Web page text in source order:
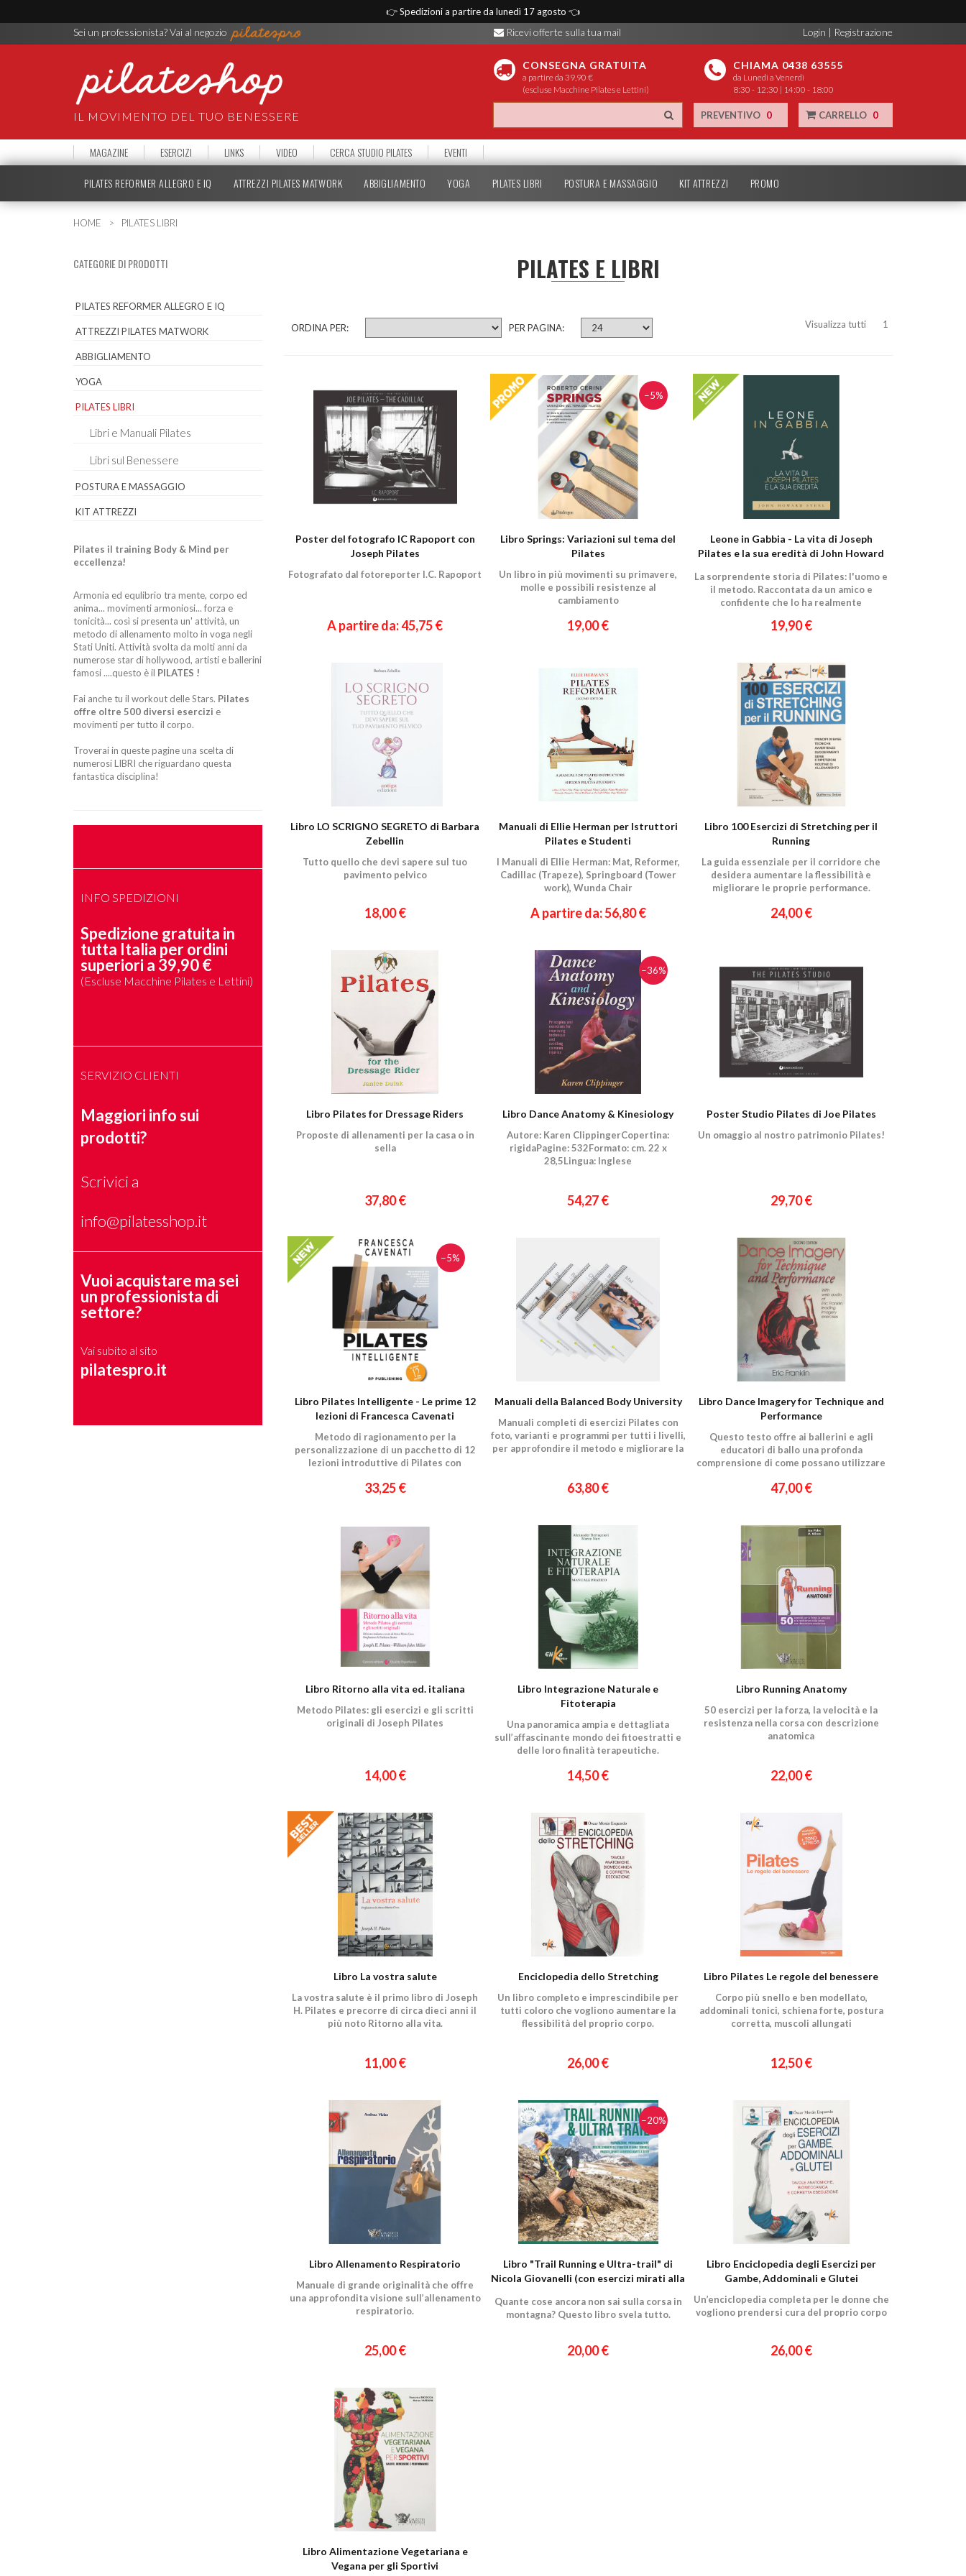
👉Spedizioni a partire da lunedì 17 agosto 👈
Sei un professionista? Vai al negozio Ricevi offerte sulla tua mail Login | Registrazione
IL MOVIMENTO DEL TUO BENESSERE
CONSEGNA GRATUITA
a partire da 39,90 €
(escluse Macchine Pilates e Lettini)
CHIAMA 0438 63555
da Lunedì a Venerdì
8:30 - 12:30 | 14:00 - 18:00
PREVENTIVO 0 CARRELLO 0
MAGAZINE ESERCIZI LINKS VIDEO CERCA STUDIO PILATES EVENTI
PILATES REFORMER ALLEGRO E IQ ATTREZZI PILATES MATWORK ABBIGLIAMENTO YOGA PILATES LIBRI POSTURA E MASSAGGIO KIT ATTREZZI PROMO
HOME PILATES LIBRI
CATEGORIE DI PRODOTTI
PILATES REFORMER ALLEGRO E IQ
ATTREZZI PILATES MATWORK
ABBIGLIAMENTO
YOGA
PILATES LIBRI
Libri e Manuali Pilates
Libri sul Benessere
POSTURA E MASSAGGIO
KIT ATTREZZI
Pilates il training Body & Mind per
eccellenza!
Armonia ed equlibrio tra mente, corpo ed
anima... movimenti armoniosi... forza e
tonicità... così si presenta un' attività, un
metodo di allenamento molto in voga negli
Stati Uniti. Attività svolta da molti anni da
numerose star di hollywood, artisti e ballerini
famosi ....questo è il PILATES !
Fai anche tu il workout delle Stars. Pilates
offre oltre 500 diversi esercizi e
movimenti per tutto il corpo.
Troverai in queste pagine una scelta di
numerosi LIBRI che riguardano questa
fantastica disciplina!
INFO SPEDIZIONI
Spedizione gratuita in
tutta Italia per ordini
superiori a 39,90 €
(Escluse Macchine Pilates e Lettini)
SERVIZIO CLIENTI
Maggiori info sui
prodotti?
Scrivici a
info@pilatesshop.it
Vuoi acquistare ma sei
un professionista di
settore?
Vai subito al sito
pilatespro.it
PILATES E LIBRI
ORDINA PER: PER PAGINA: Visualizza tutti 1
Poster del fotografo IC Rapoport con
Joseph Pilates
Fotografato dal fotoreporter I.C. Rapoport
A partire da: 45,75 €
−5%
Libro Springs: Variazioni sul tema del
Pilates
Un libro in più movimenti su primavere,
molle e possibili resistenze al
cambiamento
19,00 €
Leone in Gabbia - La vita di Joseph
Pilates e la sua eredità di John Howard
La sorprendente storia di Pilates: l'uomo e
il metodo. Raccontata da un amico e
confidente che lo ha realmente
19,90 €
Libro LO SCRIGNO SEGRETO di Barbara
Zebellin
Tutto quello che devi sapere sul tuo
pavimento pelvico
18,00 €
Manuali di Ellie Herman per Istruttori
Pilates e Studenti
I Manuali di Ellie Herman: Mat, Reformer,
Cadillac (Trapeze), Springboard (Tower
work), Wunda Chair
A partire da: 56,80 €
Libro 100 Esercizi di Stretching per il
Running
La guida essenziale per il corridore che
desidera aumentare la flessibilità e
migliorare le proprie performance.
24,00 €
Libro Pilates for Dressage Riders
Proposte di allenamenti per la casa o in
sella
37,80 €
−36%
Libro Dance Anatomy & Kinesiology
Autore: Karen ClippingerCopertina:
rigidaPagine: 532Formato: cm. 22 x
28,5Lingua: Inglese
54,27 €
Poster Studio Pilates di Joe Pilates
Un omaggio al nostro patrimonio Pilates!
29,70 €
−5%
Libro Pilates Intelligente - Le prime 12
lezioni di Francesca Cavenati
Metodo di ragionamento per la
personalizzazione di un pacchetto di 12
lezioni introduttive di Pilates con
33,25 €
Manuali della Balanced Body University
Manuali completi di esercizi Pilates con
foto, varianti e programmi per tutti i livelli,
per approfondire il metodo e migliorare la
63,80 €
Libro Dance Imagery for Technique and
Performance
Questo testo offre ai ballerini e agli
educatori di ballo una profonda
comprensione di come possano utilizzare
47,00 €
Libro Ritorno alla vita ed. italiana
Metodo Pilates: gli esercizi e gli scritti
originali di Joseph Pilates
14,00 €
Libro Integrazione Naturale e
Fitoterapia
Una panoramica ampia e dettagliata
sull’affascinante mondo dei fitoestratti e
delle loro finalità terapeutiche.
14,50 €
Libro Running Anatomy
50 esercizi per la forza, la velocità e la
resistenza nella corsa con descrizione
anatomica
22,00 €
Libro La vostra salute
La vostra salute è il primo libro di Joseph
H. Pilates e precorre di circa dieci anni il
più noto Ritorno alla vita.
11,00 €
Enciclopedia dello Stretching
Un libro completo e imprescindibile per
tutti coloro che vogliono aumentare la
flessibilità del proprio corpo.
26,00 €
Libro Pilates Le regole del benessere
Corpo più snello e ben modellato,
addominali tonici, schiena forte, postura
corretta, muscoli allungati
12,50 €
Libro Allenamento Respiratorio
Manuale di grande originalità che offre
una approfondita visione sull’allenamento
respiratorio.
25,00 €
−20%
Libro "Trail Running e Ultra-trail" di
Nicola Giovanelli (con esercizi mirati alla
Quante cose ancora non sai sulla corsa in
montagna? Questo libro svela tutto.
20,00 €
Libro Enciclopedia degli Esercizi per
Gambe, Addominali e Glutei
Un’enciclopedia completa per le donne che
vogliono prendersi cura del proprio corpo
26,00 €
Libro Alimentazione Vegetariana e
Vegana per gli Sportivi